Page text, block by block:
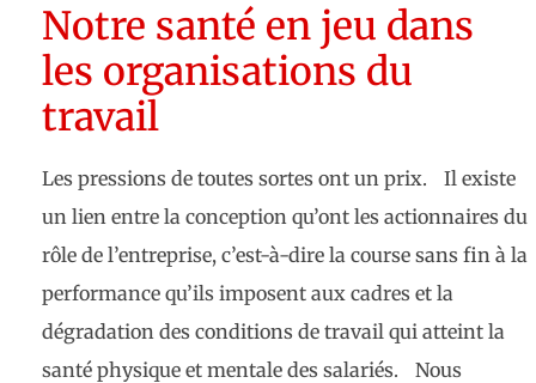
Notre santé en jeu dans
les organisations du
travail
Les pressions de toutes sortes ont un prix. Il existe
un lien entre la conception qu’ont les actionnaires du
rôle de l’entreprise, c’est-à-dire la course sans fin à la
performance qu’ils imposent aux cadres et la
dégradation des conditions de travail qui atteint la
santé physique et mentale des salariés. Nous